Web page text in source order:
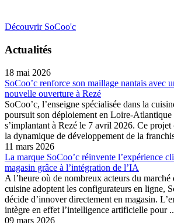
Découvrir SoCoo'c
Actualités
18 mai 2026
SoCoo’c renforce son maillage nantais avec
nouvelle ouverture à Rezé
SoCoo’c, l’enseigne spécialisée dans la
poursuit son déploiement en Loire-Atlantique
s’implantant à Rezé le 7 avril 2026. Ce
la dynamique de développement de la
11 mars 2026
La marque SoCoo’c réinvente l’expérience
magasin grâce à l’intégration de l’IA
A l’heure où de nombreux acteurs du marché
cuisine adoptent les configurateurs en ligne,
décide d’innover directement en magasin.
intègre en effet l’intelligence artificielle pour
09 mars 2026